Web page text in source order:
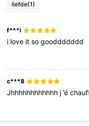
4.86 4.2M
liefde(1)
f***i
i love itsogooddddddd
c***8
Jhhhhhhhhhhhh j’é